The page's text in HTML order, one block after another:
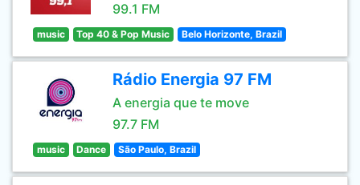
99.1 FM
music Top 40 & Pop Music Belo Horizonte, Brazil
Rádio Energia 97 FM
A energia que te move
97.7 FM
music Dance São Paulo, Brazil